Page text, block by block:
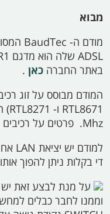
מבוא
מודם ה- BaudTec
ADSL שלה הוא מדגם
באתר החברה כאן .
המודם מבוסס על זוג
RTL8671 ו- RTL8271)
Mhz.
פרטים על
למודם יש יציאת LAN
די בקלות ניתן להפוך
על מנת לבצע זאת
וממנו לחבר כבלים